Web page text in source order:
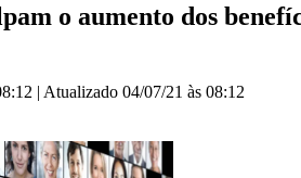
o aumento dos
| Atualizado 04/07/21 às 08:12